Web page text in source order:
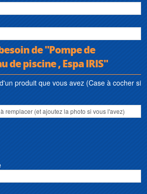
de "Pompe de
de piscine , Espa IRIS"
produit que vous avez (Case à cocher si